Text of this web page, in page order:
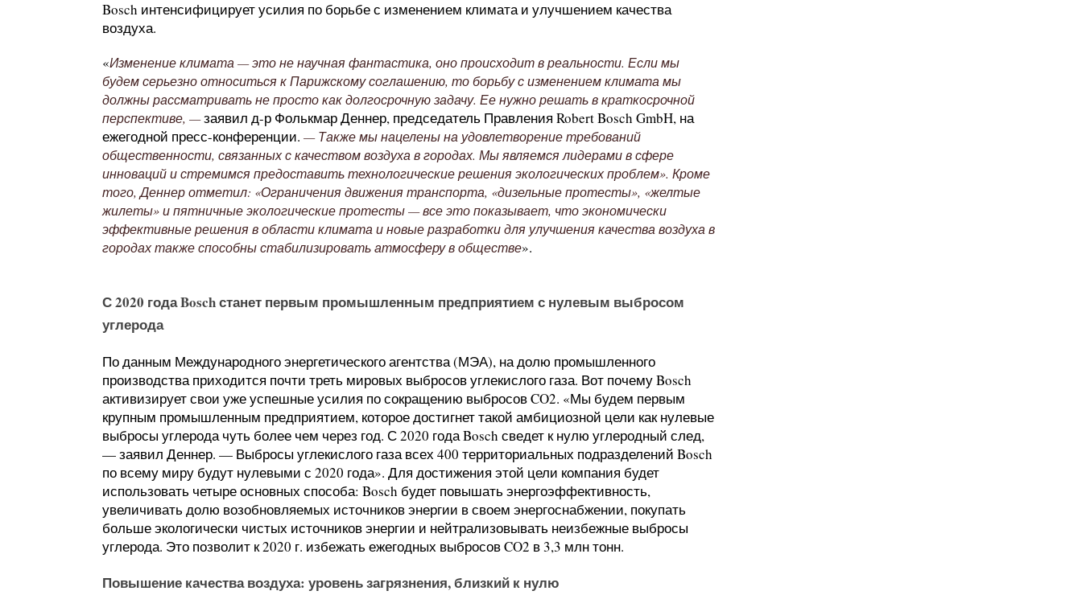
Bosch интенсифицирует усилия по борьбе с изменением климата и улучшением качества
воздуха.
«Изменение климата — это не научная фантастика, оно происходит в реальности. Если мы
будем серьезно относиться к Парижскому соглашению, то борьбу с изменением климата мы
должны рассматривать не просто как долгосрочную задачу. Ее нужно решать в краткосрочной
перспективе, —заявил д-р Фолькмар Деннер, председатель Правления Robert Bosch GmbH, на
ежегодной пресс-конференции. — Также мы нацелены на удовлетворение требований
общественности, связанных с качеством воздуха в городах. Мы являемся лидерами в сфере
инноваций и стремимся предоставить технологические решения экологических проблем». Кроме
того, Деннер отметил: «Ограничения движения транспорта, «дизельные протесты», «желтые
жилеты» и пятничные экологические протесты — все это показывает, что экономически
эффективные решения в области климата и новые разработки для улучшения качества воздуха в
городах также способны стабилизировать атмосферу в обществе».
С 2020 года Bosch станет первым промышленным предприятием с нулевым выбросом
углерода
По данным Международного энергетического агентства (МЭА), на долю промышленного
производства приходится почти треть мировых выбросов углекислого газа. Вот почему Bosch
активизирует свои уже успешные усилия по сокращению выбросов CO2. «Мы будем первым
крупным промышленным предприятием, которое достигнет такой амбициозной цели как нулевые
выбросы углерода чуть более чем через год. С 2020 года Bosch сведет к нулю углеродный след,
— заявил Деннер. — Выбросы углекислого газа всех 400 территориальных подразделений Bosch
по всему миру будут нулевыми с 2020 года». Для достижения этой цели компания будет
использовать четыре основных способа: Bosch будет повышать энергоэффективность,
увеличивать долю возобновляемых источников энергии в своем энергоснабжении, покупать
больше экологически чистых источников энергии и нейтрализовывать неизбежные выбросы
углерода. Это позволит к 2020 г. избежать ежегодных выбросов CO2 в 3,3 млн тонн.
Повышение качества воздуха: уровень загрязнения, близкий к нулю